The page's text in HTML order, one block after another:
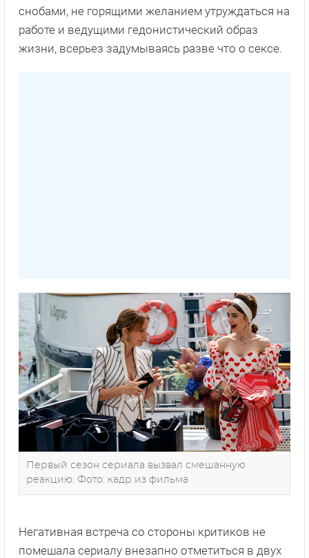
снобами, не горящими желанием утруждаться на
работе и ведущими гедонистический образ
жизни, всерьез задумываясь разве что о сексе.
Первый сезон сериала вызвал смешанную
реакцию. Фото: кадр из фильма
Негативная встреча со стороны критиков не
помешала сериалу внезапно отметиться в двух